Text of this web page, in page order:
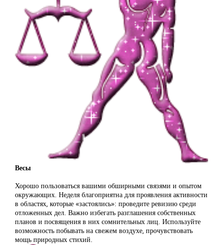
Весы
Хорошо пользоваться вашими обширными связями и опытом
окружающих. Неделя благоприятна для проявления активности
в областях, которые «застоялись»: проведите ревизию среди
отложенных дел. Важно избегать разглашения собственных
планов и посвящения в них сомнительных лиц. Используйте
возможность побывать на свежем воздухе, прочувствовать
мощь природных стихий.